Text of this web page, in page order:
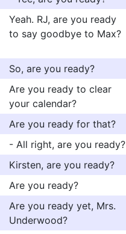
Yeah. RJ, are you ready
to say goodbye to Max?
So, are you ready?
Are you ready to clear
your calendar?
Are you ready for that?
- All right, are you ready?
Kirsten, are you ready?
Are you ready?
Are you ready yet, Mrs.
Underwood?